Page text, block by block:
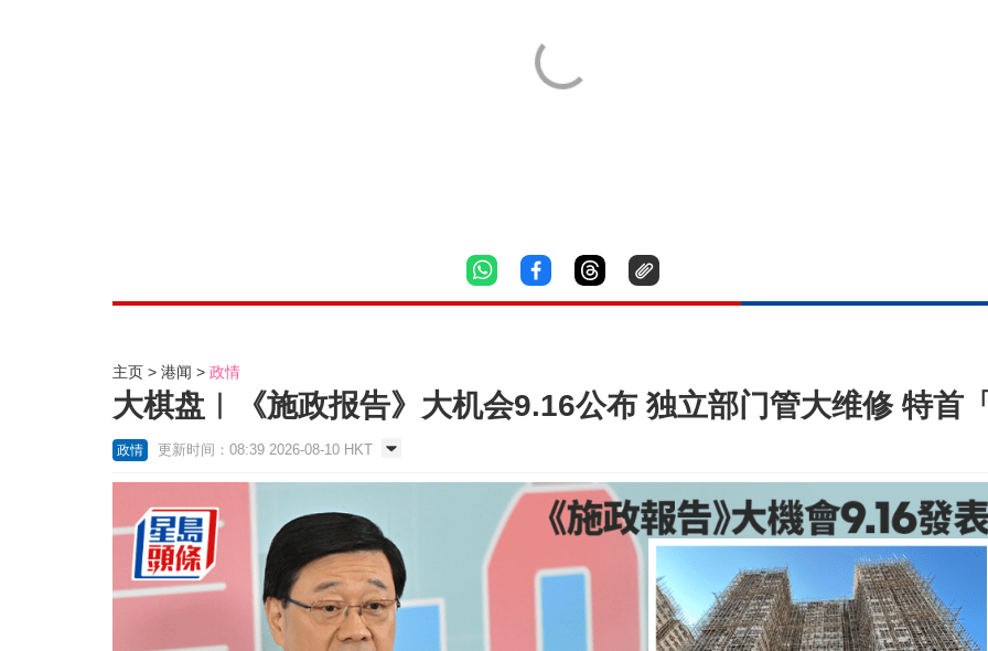
主页 港闻 政情
大棋盘︱《施政报告》大机会9.16公布 独立部门管大维修 特首
政情 更新时间：08:39 2026-08-10 HKT